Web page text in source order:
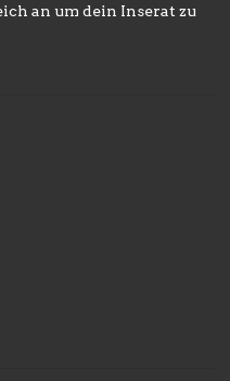
an um dein Inserat zu